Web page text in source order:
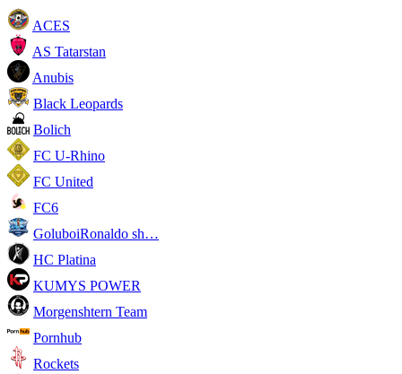
ACES
AS Tatarstan
Anubis
Black Leopards
Bolich
FC U-Rhino
FC United
FC6
GoluboiRonaldo sh…
HC Platina
KUMYS POWER
Morgenshtern Team
Pornhub
Rockets